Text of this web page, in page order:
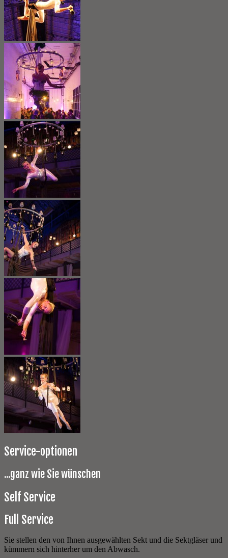
Service-optionen
...ganz wie Sie wünschen
Self Service
Full Service
Sie stellen den von Ihnen ausgewählten Sekt und die Sektgläser und
kümmern sich hinterher um den Abwasch.